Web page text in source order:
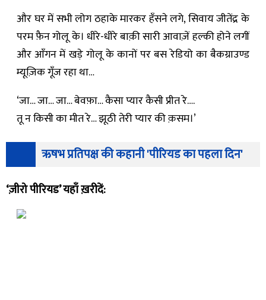
और घर में सभी लोग ठहाके मारकर हँसने लगे, सिवाय जीतेंद्र के
परम फ़ैन गोलू के। धीरे-धीरे बाक़ी सारी आवाज़ें हल्की होने लगीं
और आँगन में खड़े गोलू के कानों पर बस रेडियो का बैकग्राउण्ड
म्यूज़िक गूँज रहा था…
‘जा… जा… जा… बेवफ़ा… कैसा प्यार कैसी प्रीत रे….
तू न किसी का मीत रे… झूठी तेरी प्यार की क़सम।’
ऋषभ प्रतिपक्ष की कहानी 'पीरियड का पहला दिन'
‘ज़ीरो पीरियड’ यहाँ ख़रीदें: